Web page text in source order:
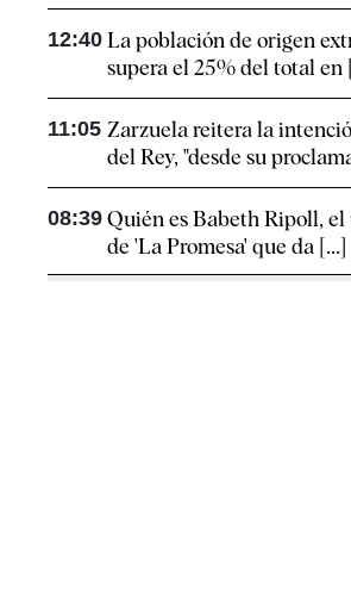
12:40 La población de origen
supera el 25% del total en
11:05 Zarzuela reitera la
del Rey, "desde su
08:39 Quién es Babeth Ripoll,
de 'La Promesa' que da [...]